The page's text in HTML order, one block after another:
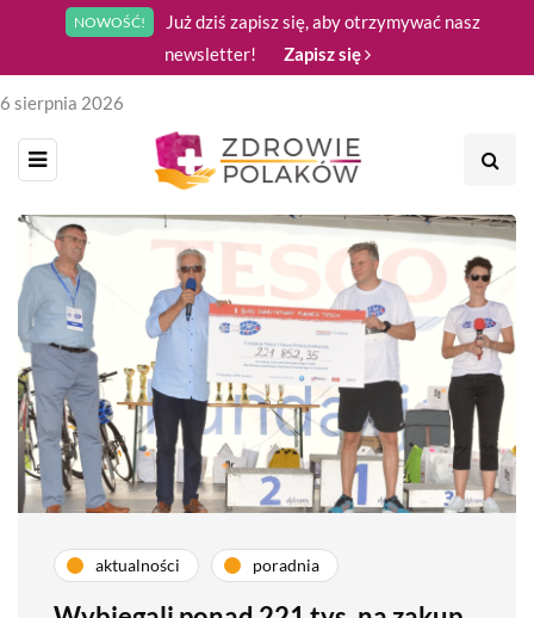
NOWOŚĆ!
Już dziś zapisz się, aby otrzymywać nasz
newsletter!
Zapisz się
6 sierpnia 2026
aktualności poradnia